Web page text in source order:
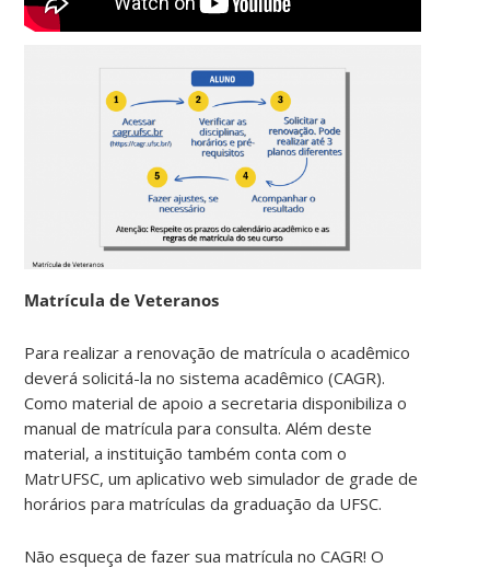
Matrícula de Veteranos
Para realizar a renovação de matrícula o acadêmico
deverá solicitá-la no sistema acadêmico (CAGR).
Como material de apoio a secretaria disponibiliza o
manual de matrícula para consulta. Além deste
material, a instituição também conta com o
MatrUFSC, um aplicativo web simulador de grade de
horários para matrículas da graduação da UFSC.
Não esqueça de fazer sua matrícula no CAGR! O